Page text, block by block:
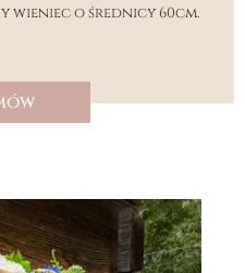
wieniec o średnicy 60cm.